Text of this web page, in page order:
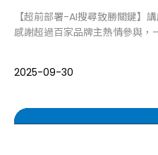
【超前部署-AI搜尋致勝關鍵】
感謝超過百家品牌主熱情參與，
2025-09-30